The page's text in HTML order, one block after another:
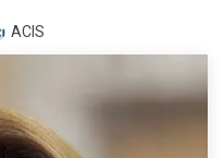
ACIS